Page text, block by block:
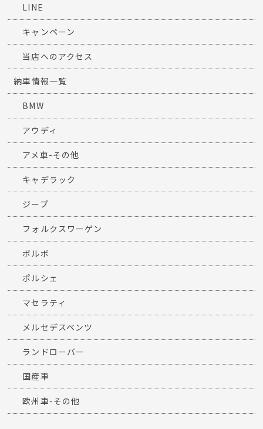
LINE
キャンペーン
当店へのアクセス
納車情報一覧
BMW
アウディ
アメ車-その他
キャデラック
ジープ
フォルクスワーゲン
ボルボ
ポルシェ
マセラティ
メルセデスベンツ
ランドローバー
国産車
欧州車-その他